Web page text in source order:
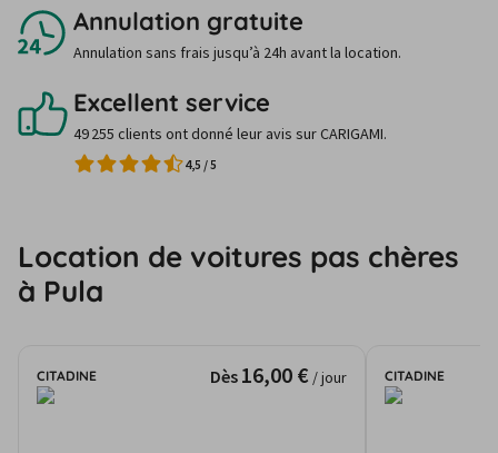
Annulation gratuite
Annulation sans frais jusqu’à 24h avant la location.
Excellent service
49 255 clients ont donné leur avis sur CARIGAMI.
4,5 /5
Location de voitures pas chères
à Pula
CITADINE Dès 16,00 € / jour CITADINE